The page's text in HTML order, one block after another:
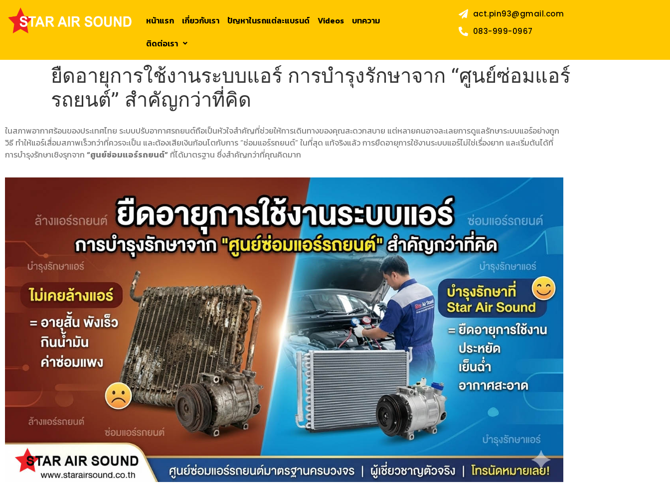
หน้าแรก เกี่ยวกับเรา ปัญหาในรถแต่ละแบรนด์ Videos
บทความ
ติดต่อเรา
act.pin93@gmail.com
083-999-0967
ยืดอายุการใช้งานระบบแอร์ การบำรุงรักษาจาก “ศูนย์ซ่อมแอร์
รถยนต์” สำคัญกว่าที่คิด
ในสภาพอากาศร้อนของประเทศไทย ระบบปรับอากาศรถยนต์ถือเป็นหัวใจสำคัญที่ช่วยให้การเดินทางของคุณสะดวกสบาย แต่หลายคนอาจละเลยการดูแลรักษาระบบแอร์อย่างถูก
วิธี ทำให้แอร์เสื่อมสภาพเร็วกว่าที่ควรจะเป็น และต้องเสียเงินก้อนโตกับการ “ซ่อมแอร์รถยนต์” ในที่สุด แท้จริงแล้ว การยืดอายุการใช้งานระบบแอร์ไม่ใช่เรื่องยาก และเริ่มต้นได้ที่
การบำรุงรักษาเชิงรุกจาก “ศูนย์ซ่อมแอร์รถยนต์” ที่ได้มาตรฐาน ซึ่งสำคัญกว่าที่คุณคิดมาก